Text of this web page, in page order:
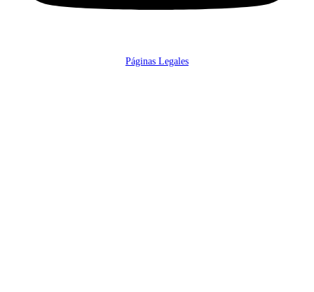
Páginas Legales